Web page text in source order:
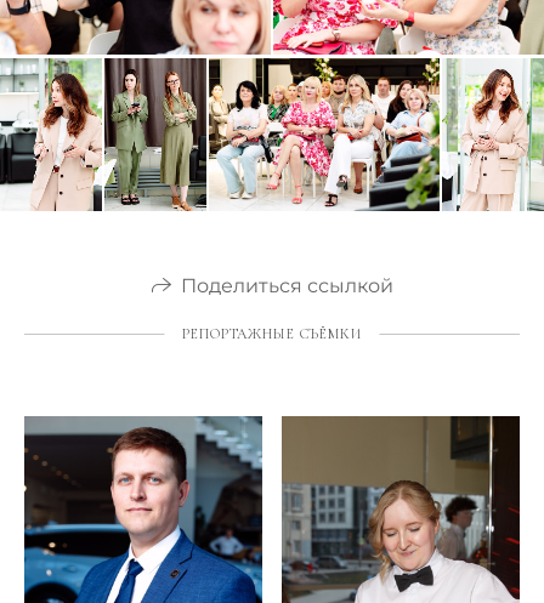
Поделиться ссылкой
РЕПОРТАЖНЫЕ СЪЁМКИ